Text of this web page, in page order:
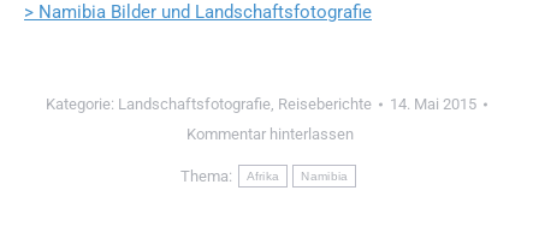
> Namibia Bilder und Landschaftsfotografie
Kategorie: Landschaftsfotografie, Reiseberichte
14. Mai 2015
Kommentar hinterlassen
Thema: Afrika Namibia